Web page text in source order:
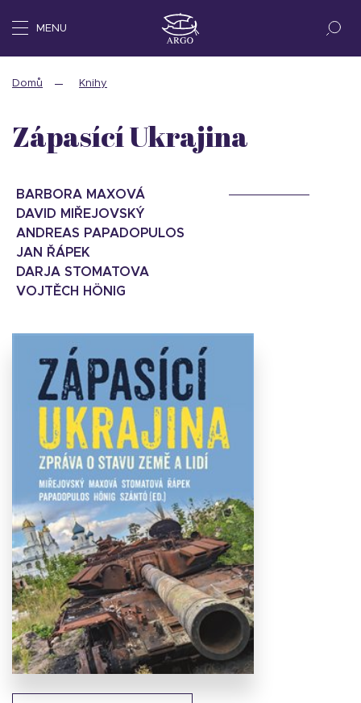
MENU
Domů Knihy
Zápasící Ukrajina
BARBORA MAXOVÁ
DAVID MIŘEJOVSKÝ
ANDREAS PAPADOPULOS
JAN ŘÁPEK
DARJA STOMATOVA
VOJTĚCH HÖNIG